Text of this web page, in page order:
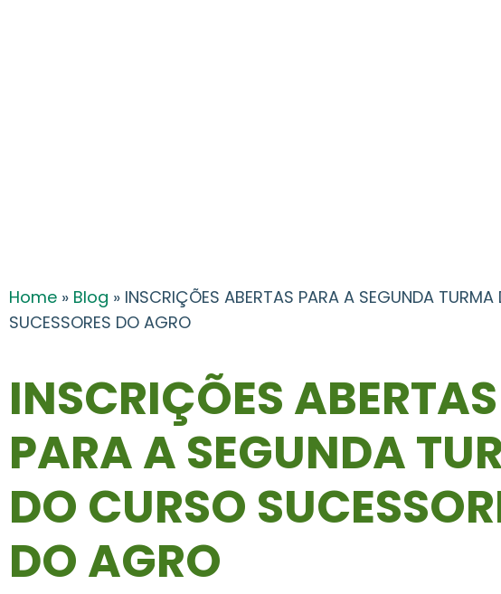
Home » Blog » INSCRIÇÕES ABERTAS PARA A SEGUNDA
SUCESSORES DO AGRO
INSCRIÇÕES ABERTAS
PARA A SEGUNDA
DO CURSO
DO AGRO